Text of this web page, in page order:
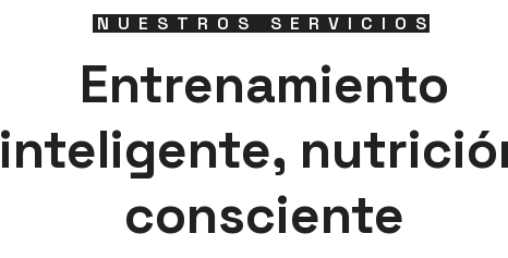
NUESTROS SERVICIOS
Entrenamiento
inteligente,
consciente